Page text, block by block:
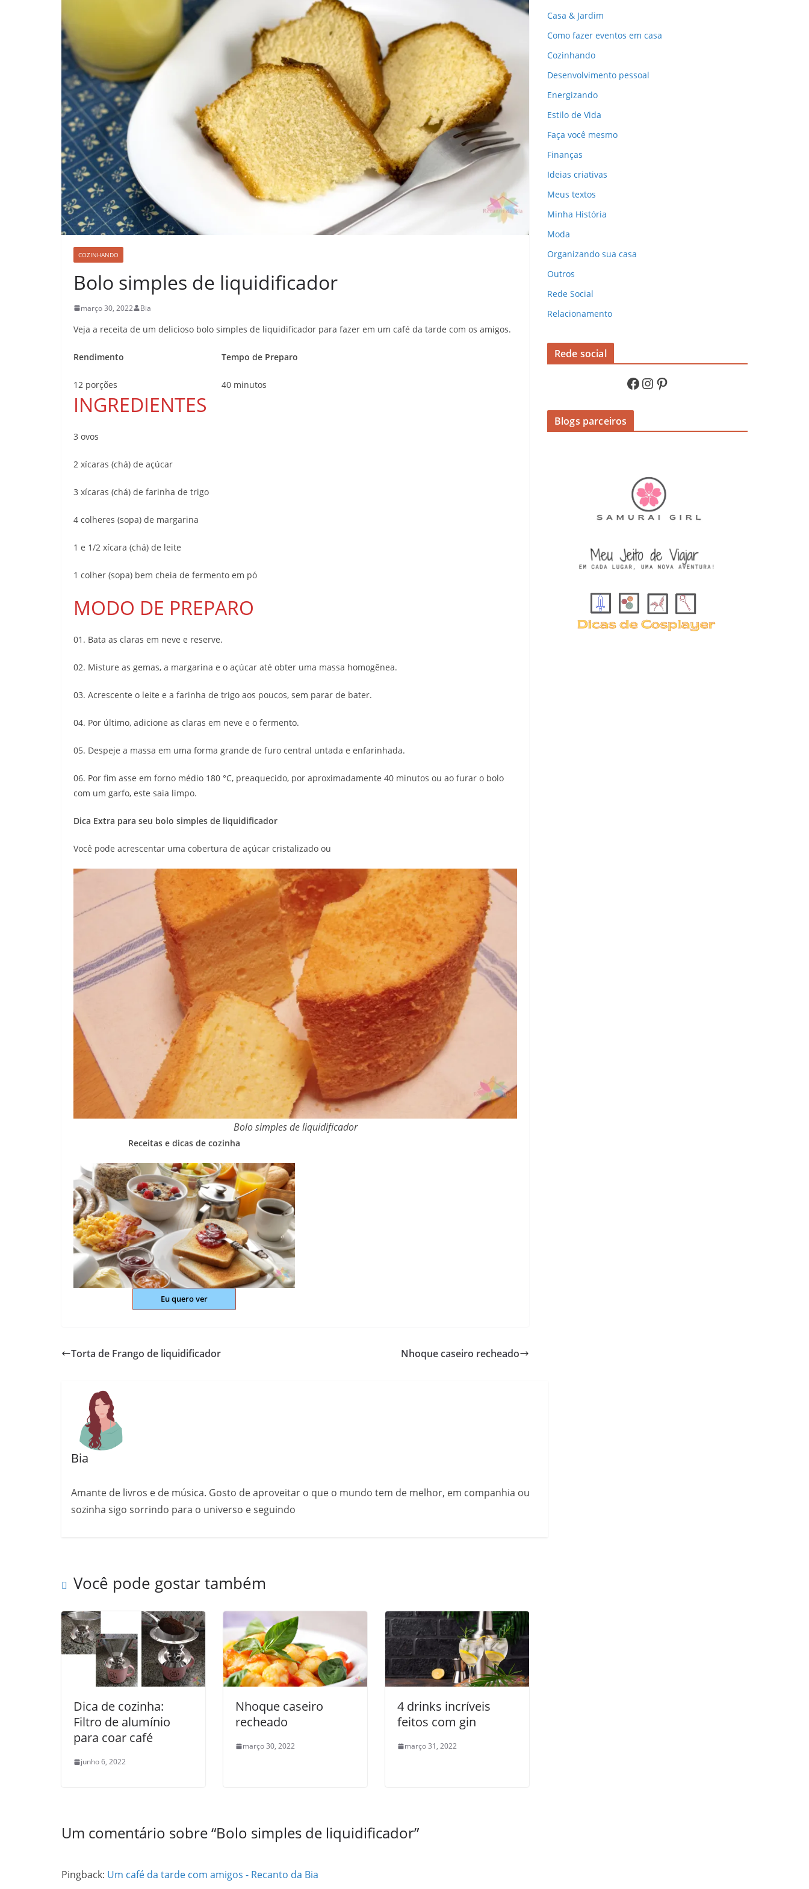
COZINHANDO
Bolo simples de liquidificador
março 30, 2022 Bia
Veja a receita de um delicioso bolo simples de liquidificador para fazer em um café da tarde com os amigos.
Rendimento
12 porções
Tempo de Preparo
40 minutos
INGREDIENTES
3 ovos
2 xícaras (chá) de açúcar
3 xícaras (chá) de farinha de trigo
4 colheres (sopa) de margarina
1 e 1/2 xícara (chá) de leite
1 colher (sopa) bem cheia de fermento em pó
MODO DE PREPARO
01. Bata as claras em neve e reserve.
02. Misture as gemas, a margarina e o açúcar até obter uma massa homogênea.
03. Acrescente o leite e a farinha de trigo aos poucos, sem parar de bater.
04. Por último, adicione as claras em neve e o fermento.
05. Despeje a massa em uma forma grande de furo central untada e enfarinhada.
06. Por fim asse em forno médio 180 °C, preaquecido, por aproximadamente 40 minutos ou ao furar o bolo
com um garfo, este saia limpo.
Dica Extra para seu bolo simples de liquidificador
Você pode acrescentar uma cobertura de açúcar cristalizado ou
Bolo simples de liquidificador
Receitas e dicas de cozinha
Eu quero ver
Torta de Frango de liquidificador Nhoque caseiro recheado
Bia
Amante de livros e de música. Gosto de aproveitar o que o mundo tem de melhor, em companhia ou
sozinha sigo sorrindo para o universo e seguindo
Você pode gostar também
Dica de cozinha:
Filtro de alumínio
para coar café
junho 6, 2022
Nhoque caseiro
recheado
março 30, 2022
4 drinks incríveis
feitos com gin
março 31, 2022
Um comentário sobre “Bolo simples de liquidificador”
Pingback: Um café da tarde com amigos - Recanto da Bia
Casa & Jardim
Como fazer eventos em casa
Cozinhando
Desenvolvimento pessoal
Energizando
Estilo de Vida
Faça você mesmo
Finanças
Ideias criativas
Meus textos
Minha História
Moda
Organizando sua casa
Outros
Rede Social
Relacionamento
Rede social
Facebook InstagramPinterest
Blogs parceiros